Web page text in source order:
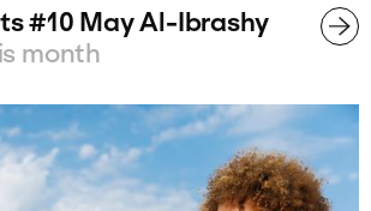
#10 May Al-Ibrashy
month